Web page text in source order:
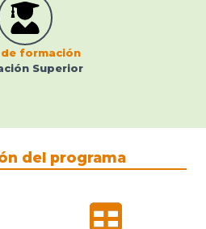
formación
Superior
del programa